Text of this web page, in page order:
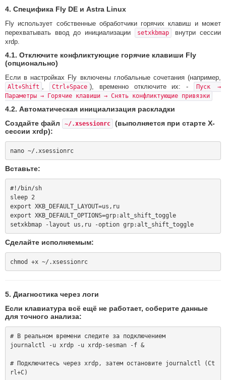
4. Специфика Fly DE и Astra Linux
Fly использует собственные обработчики горячих клавиш и может
перехватывать ввод до инициализации
setxkbmap
внутри сессии
xrdp.
4.1. Отключите конфликтующие горячие клавиши Fly
(опционально)
Если в настройках Fly включены глобальные сочетания (например,
Alt+Shift , Ctrl+Space ), временно отключите их: -
Пуск →
Параметры → Горячие клавиши → Снять конфликтующие привязки
4.2. Автоматическая инициализация раскладки
Создайте файл
~/.xsessionrc
(выполняется при старте X-
сессии xrdp):
nano ~/.xsessionrc
Вставьте:
#!/bin/sh
sleep 2
export XKB_DEFAULT_LAYOUT=us,ru
export XKB_DEFAULT_OPTIONS=grp:alt_shift_toggle
setxkbmap -layout us,ru -option grp:alt_shift_toggle
Сделайте исполняемым:
chmod +x ~/.xsessionrc
5. Диагностика через логи
Если клавиатура всё ещё не работает, соберите данные
для точного анализа:
# В реальном времени следите за подключением
journalctl -u xrdp -u xrdp-sesman -f &
# Подключитесь через xrdp, затем остановите journalctl (Ct